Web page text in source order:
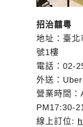
招治囍粵
地址：臺北
號1樓
電話：02-
外送：
營業時間
PM17:30-
線上訂位: